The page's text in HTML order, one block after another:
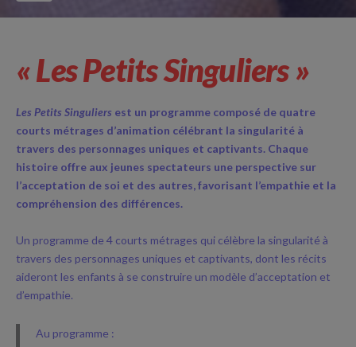
« Les Petits Singuliers »
Les Petits Singuliers est un programme composé de quatre
courts métrages d’animation célébrant la singularité à
travers des personnages uniques et captivants. Chaque
histoire offre aux jeunes spectateurs une perspective sur
l’acceptation de soi et des autres, favorisant l’empathie et la
compréhension des différences.
Un programme de 4 courts métrages qui célèbre la singularité à
travers des personnages uniques et captivants, dont les récits
aideront les enfants à se construire un modèle d’acceptation et
d’empathie.
Au programme :